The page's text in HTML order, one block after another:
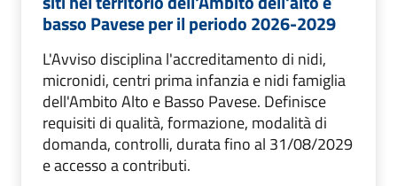
basso Pavese per il periodo 2026-2029
L'Avviso disciplina l'accreditamento di nidi,
micronidi, centri prima infanzia e nidi famiglia
dell'Ambito Alto e Basso Pavese. Definisce
requisiti di qualità, formazione, modalità di
domanda, controlli, durata fino al 31/08/2029
e accesso a contributi.